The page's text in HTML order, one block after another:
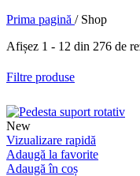
Prima pagină / Shop
Afișez 1 - 12 din 276 de
Filtre produse
New
Vizualizare rapidă
Adaugă la favorite
Adaugă în coș